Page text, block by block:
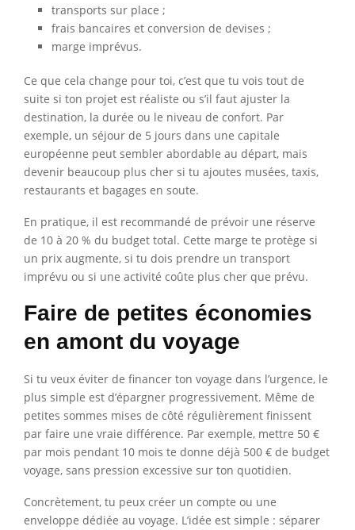
transports sur place ;
frais bancaires et conversion de devises ;
marge imprévus.
Ce que cela change pour toi, c’est que tu vois tout de
suite si ton projet est réaliste ou s’il faut ajuster la
destination, la durée ou le niveau de confort. Par
exemple, un séjour de 5 jours dans une capitale
européenne peut sembler abordable au départ, mais
devenir beaucoup plus cher si tu ajoutes musées, taxis,
restaurants et bagages en soute.
En pratique, il est recommandé de prévoir une réserve
de 10 à 20 % du budget total. Cette marge te protège si
un prix augmente, si tu dois prendre un transport
imprévu ou si une activité coûte plus cher que prévu.
Faire de petites économies
en amont du voyage
Si tu veux éviter de financer ton voyage dans l’urgence, le
plus simple est d’épargner progressivement. Même de
petites sommes mises de côté régulièrement finissent
par faire une vraie différence. Par exemple, mettre 50 €
par mois pendant 10 mois te donne déjà 500 € de budget
voyage, sans pression excessive sur ton quotidien.
Concrètement, tu peux créer un compte ou une
enveloppe dédiée au voyage. L’idée est simple : séparer